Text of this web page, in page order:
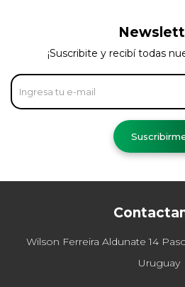
Wilson Ferreira Aldunate 14
Uruguay
¡Suscribite y recibí todas